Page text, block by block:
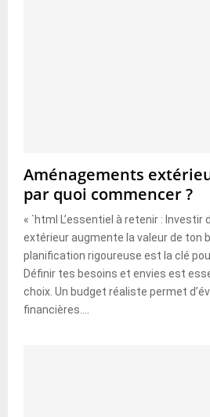
Aménagements
par quoi commencer ?
« `html L’essentiel à retenir : Investir
extérieur augmente la valeur de ton
planification rigoureuse est la clé
Définir tes besoins et envies est
choix. Un budget réaliste permet
financières....